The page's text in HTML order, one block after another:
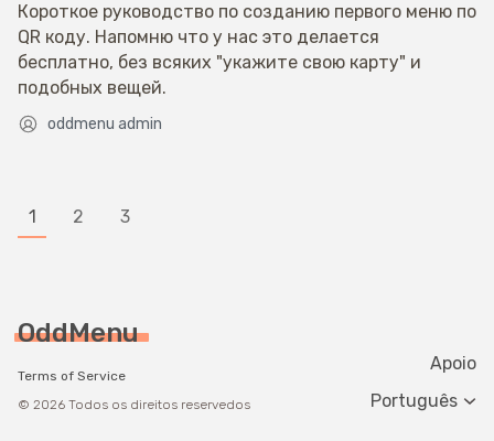
Короткое руководство по созданию первого меню по
QR коду. Напомню что у нас это делается
бесплатно, без всяких "укажите свою карту" и
подобных вещей.
oddmenu admin
1 2 3
OddMenu
Terms of Service
© 2026 Todos os direitos reservedos
Apoio
Change